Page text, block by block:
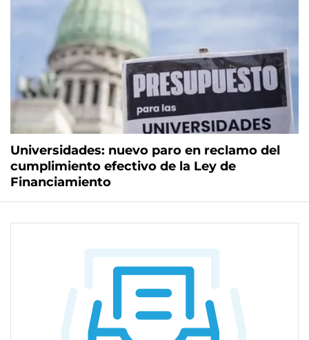
Universidades: nuevo paro en reclamo del
cumplimiento efectivo de la Ley de
Financiamiento